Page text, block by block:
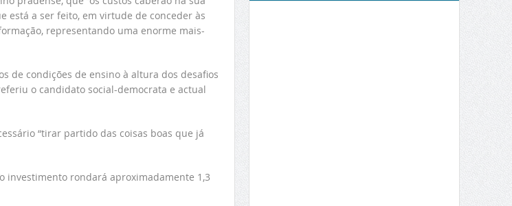
está a ser feito, em virtude de conceder às
representando uma enorme mais-
de condições de ensino à altura dos desafios
o candidato social-democrata e actual
“tirar partido das coisas boas que já
investimento rondará aproximadamente 1,3